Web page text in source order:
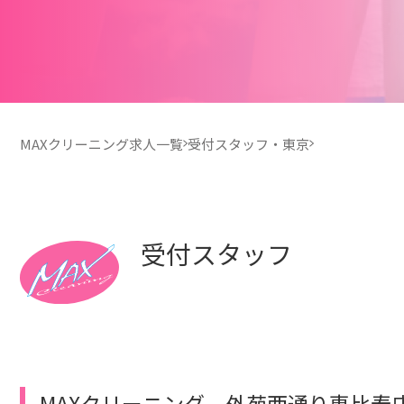
MAXクリーニング求人一覧 受付スタッフ・東京
受付スタッフ